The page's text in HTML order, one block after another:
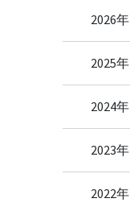
2026年
2025年
2024年
2023年
2022年